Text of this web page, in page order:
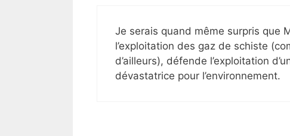
Je serais quand même surpris que
l’exploitation des gaz de schiste
d’ailleurs), défende l’exploitation
dévastatrice pour l’environnement.